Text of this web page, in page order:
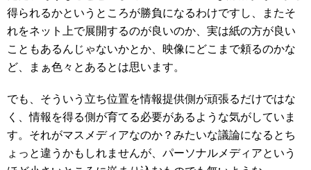
得られるかというところが勝負になるわけですし、またそ
れをネット上で展開するのが良いのか、実は紙の方が良い
こともあるんじゃないかとか、映像にどこまで頼るのかな
ど、まぁ色々とあるとは思います。
でも、そういう立ち位置を情報提供側が頑張るだけではな
く、情報を得る側が育てる必要があるような気がしていま
す。それがマスメディアなのか？みたいな議論になるとち
ょっと違うかもしれませんが、パーソナルメディアという